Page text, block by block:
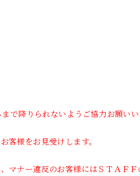
で降りられないようご協力お願いい
客様をお見受けします。
マナー違反のお客様にはＳＴＡＦ